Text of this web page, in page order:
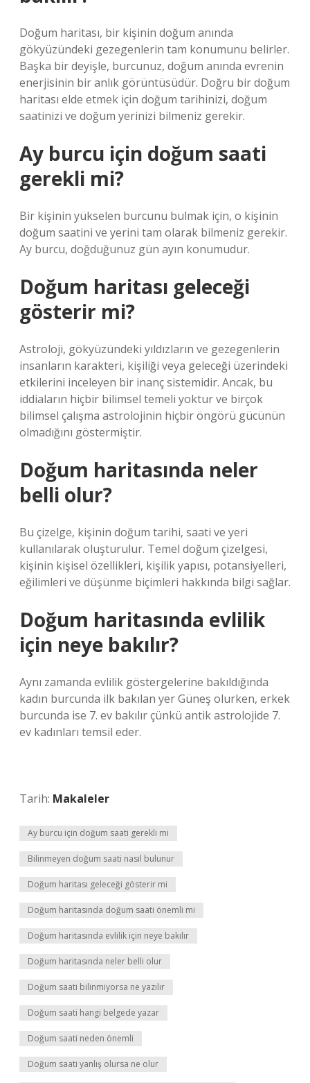
Doğum haritası, bir kişinin doğum anında
gökyüzündeki gezegenlerin tam konumunu belirler.
Başka bir deyişle, burcunuz, doğum anında evrenin
enerjisinin bir anlık görüntüsüdür. Doğru bir doğum
haritası elde etmek için doğum tarihinizi, doğum
saatinizi ve doğum yerinizi bilmeniz gerekir.
Ay burcu için doğum saati
gerekli mi?
Bir kişinin yükselen burcunu bulmak için, o kişinin
doğum saatini ve yerini tam olarak bilmeniz gerekir.
Ay burcu, doğduğunuz gün ayın konumudur.
Doğum haritası geleceği
gösterir mi?
Astroloji, gökyüzündeki yıldızların ve gezegenlerin
insanların karakteri, kişiliği veya geleceği üzerindeki
etkilerini inceleyen bir inanç sistemidir. Ancak, bu
iddiaların hiçbir bilimsel temeli yoktur ve birçok
bilimsel çalışma astrolojinin hiçbir öngörü gücünün
olmadığını göstermiştir.
Doğum haritasında neler
belli olur?
Bu çizelge, kişinin doğum tarihi, saati ve yeri
kullanılarak oluşturulur. Temel doğum çizelgesi,
kişinin kişisel özellikleri, kişilik yapısı, potansiyelleri,
eğilimleri ve düşünme biçimleri hakkında bilgi sağlar.
Doğum haritasında evlilik
için neye bakılır?
Aynı zamanda evlilik göstergelerine bakıldığında
kadın burcunda ilk bakılan yer Güneş olurken, erkek
burcunda ise 7. ev bakılır çünkü antik astrolojide 7.
ev kadınları temsil eder.
Tarih: Makaleler
Ay burcu için doğum saati gerekli mi
Bilinmeyen doğum saati nasıl bulunur
Doğum haritası geleceği gösterir mi
Doğum haritasında doğum saati önemli mi
Doğum haritasında evlilik için neye bakılır
Doğum haritasında neler belli olur
Doğum saati bilinmiyorsa ne yazılır
Doğum saati hangi belgede yazar
Doğum saati neden önemli
Doğum saati yanlış olursa ne olur